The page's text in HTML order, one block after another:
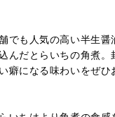
でも人気の高い半生
んだとらいちの角煮
癖になる味わいをぜひ